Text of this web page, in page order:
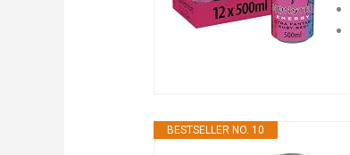
BESTSELLER NO. 10